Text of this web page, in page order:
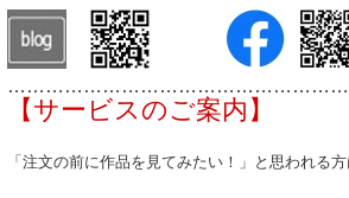
【サービスのご案内】
「注文の前に作品を見てみたい！」と思われる